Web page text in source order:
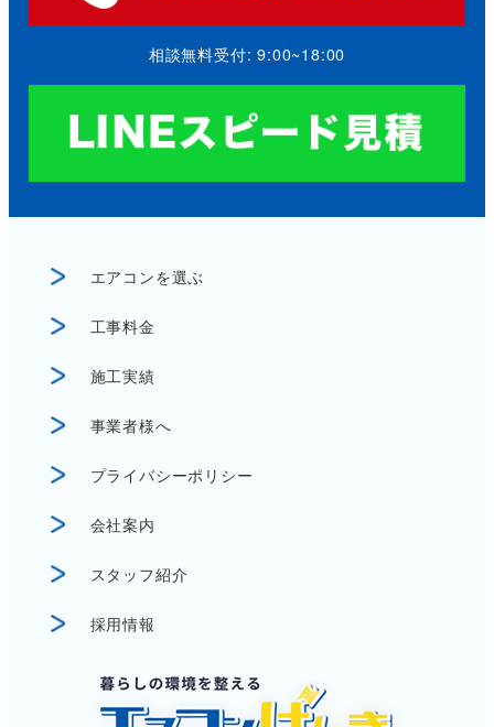
相談無料受付: 9:00~18:00
エアコンを選ぶ
工事料金
施工実績
事業者様へ
プライバシーポリシー
会社案内
スタッフ紹介
採用情報